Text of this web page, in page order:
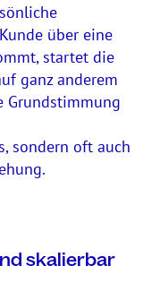
über eine
startet die
ganz anderem
Grundstimmung
sondern oft auch
skalierbar